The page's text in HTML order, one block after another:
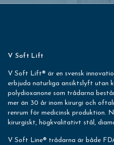
V Soft Lift
V Soft Lift® är en svensk
erbjuda naturliga ansiktslyft utan
polydioxanone som trådarna
mer än 30 år inom kirurgi och
renrum för medicinsk produktion.
kirurgiskt, högkvalitativt stål,
V Soft Line® trådarna är både